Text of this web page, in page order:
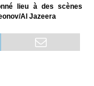
lieu à des scènes
Al Jazeera